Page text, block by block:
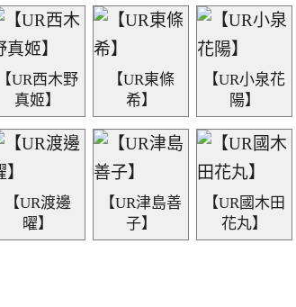
【UR西木野
真姬】
【UR東條
希】
【UR小泉花
陽】
【UR渡邊
曜】
【UR津島善
子】
【UR國木田
花丸】